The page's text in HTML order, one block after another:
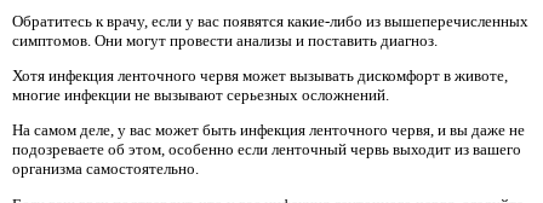
Обратитесь к врачу, если у вас появятся какие-либо из вышеперечисленных
симптомов. Они могут провести анализы и поставить диагноз.
Хотя инфекция ленточного червя может вызывать дискомфорт в животе,
многие инфекции не вызывают серьезных осложнений.
На самом деле, у вас может быть инфекция ленточного червя, и вы даже не
подозреваете об этом, особенно если ленточный червь выходит из вашего
организма самостоятельно.